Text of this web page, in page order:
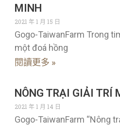
MINH
2021 年 1 月 15 日
Gogo-TaiwanFarm Trong
một đoá hồng
閱讀更多 »
NÔNG TRẠI GIẢI TRÍ
2021 年 1 月 14 日
Gogo-TaiwanFarm “Nông